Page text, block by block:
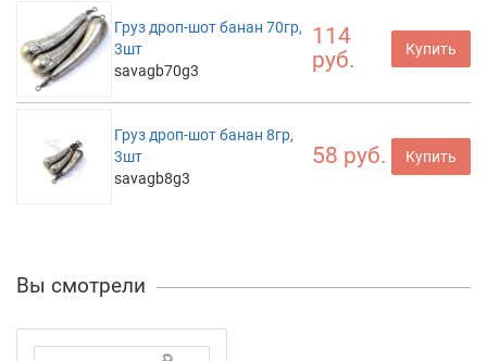
Груз дроп-шот банан 70гр,
3шт
savagb70g3
114
руб.
Купить
Груз дроп-шот банан 8гр,
3шт
savagb8g3
58 руб. Купить
Вы смотрели